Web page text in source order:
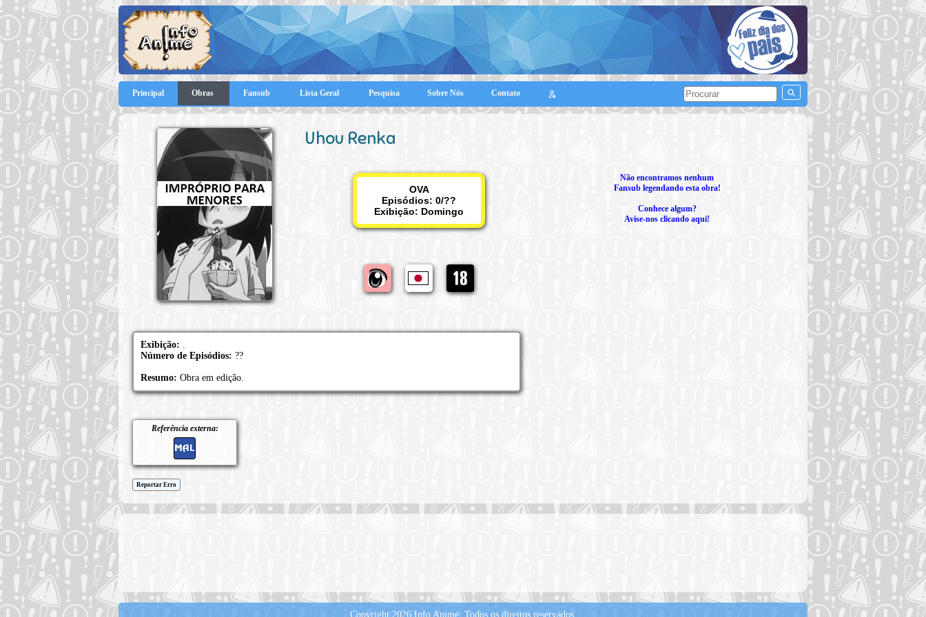
Principal Obras Fansub Lista Geral Pesquisa Sobre Nós Contato
Uhou Renka
OVA
Episódios: 0/??
Exibição: Domingo
Não encontramos nenhum
Fansub legendando esta obra!
Conhece algum?
Avise-nos clicando aqui!
Exibição: .
Número de Episódios: ??
Resumo: Obra em edição.
Referência externa:
Reportar Erro
Copyright 2026 Info Anime. Todos os direitos reservados.